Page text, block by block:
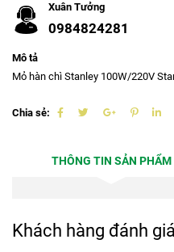
Xuân Tưởng
0984824281
Mô tả
Mỏ hàn chì Stanley 100W/220V
Chia sẻ:
THÔNG TIN SẢN PHẨM
Khách hàng đánh giá